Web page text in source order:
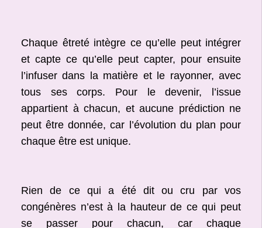
Chaque êtreté intègre ce qu’elle peut intégrer
et capte ce qu’elle peut capter, pour ensuite
l’infuser dans la matière et le rayonner, avec
tous ses corps. Pour le devenir, l’issue
appartient à chacun, et aucune prédiction ne
peut être donnée, car l’évolution du plan pour
chaque être est unique.
Rien de ce qui a été dit ou cru par vos
congénères n’est à la hauteur de ce qui peut
se passer pour chacun, car chaque